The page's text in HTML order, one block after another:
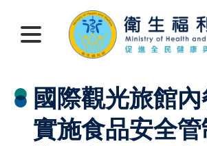
國際觀光旅館
實施食品安全